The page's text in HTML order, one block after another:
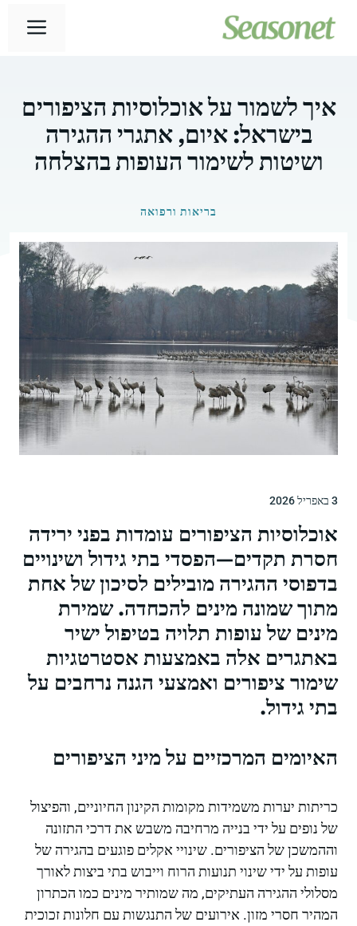
לתוכן
איך לשמור על אוכלוסיות הציפורים
בישראל: איום, אתגרי ההגירה
ושיטות לשימור העופות בהצלחה
בריאות ורפואה
3 באפריל 2026
אוכלוסיות הציפורים עומדות בפני ירידה
חסרת תקדים—הפסדי בתי גידול ושינויים
בדפוסי ההגירה מובילים לסיכון של אחת
מתוך שמונה מינים להכחדה. שמירת
מינים של עופות תלויה בטיפול ישיר
באתגרים אלה באמצעות אסטרטגיות
שימור ציפורים ואמצעי הגנה נרחבים על
בתי גידול.
האיומים המרכזיים על מיני הציפורים
כריתות יערות משמידות מקומות הקינון החיוניים, והפיצול
של נופים על ידי בנייה מרחיבה משבש את דרכי התזונה
וההמשכן של הציפורים. שינויי אקלים פוגעים בהגירה של
עופות על ידי שינוי תנועות הרוח וייבוש בתי ביצות לאורך
מסלולי ההגירה העתיקים, מה שמותיר מינים כמו הכתרון
המהיר חסרי מזון. אירועים של התנגשות עם חלונות זכוכית